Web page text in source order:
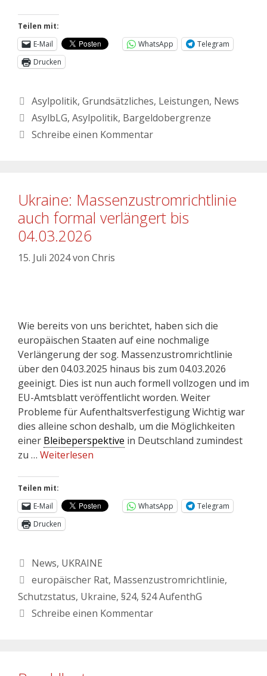
Teilen mit:
E-Mail
WhatsApp
Telegram
Drucken
Asylpolitik, Grundsätzliches, Leistungen, News
AsylbLG, Asylpolitik, Bargeldobergrenze
Schreibe einen Kommentar
Ukraine: Massenzustromrichtlinie
auch formal verlängert bis
04.03.2026
15. Juli 2024von Chris
Wie bereits von uns berichtet, haben sich die
europäischen Staaten auf eine nochmalige
Verlängerung der sog. Massenzustromrichtlinie
über den 04.03.2025 hinaus bis zum 04.03.2026
geeinigt. Dies ist nun auch formell vollzogen und im
EU-Amtsblatt veröffentlicht worden. Weiter
Probleme für Aufenthaltsverfestigung Wichtig war
dies alleine schon deshalb, um die Möglichkeiten
einer Bleibeperspektive in Deutschland zumindest
zu … Weiterlesen
Teilen mit:
E-Mail
WhatsApp
Telegram
Drucken
News, UKRAINE
europäischer Rat, Massenzustromrichtlinie,
Schutzstatus, Ukraine, §24, §24 AufenthG
Schreibe einen Kommentar